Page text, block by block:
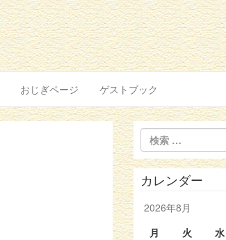
おじぎページ ゲストブック
カレンダー
2026年8月
月
火 水